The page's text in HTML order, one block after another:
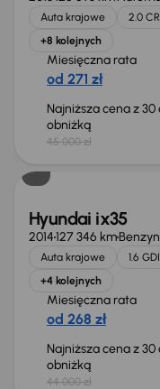
Auta krajowe 2.0
+8 kolejnych
Miesięczna rata
od 271 zł
Najniższa cena z
obniżką
45 000 zł
Hyundai ix35
2014127 346 km
Auta krajowe 1.6 GDI
+4 kolejnych
Miesięczna rata
od 268 zł
Najniższa cena z
obniżką
44 000 zł